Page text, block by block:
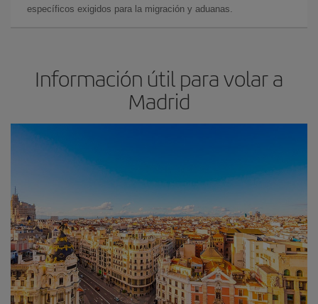
específicos exigidos para la migración y aduanas.
Información útil para volar a
Madrid